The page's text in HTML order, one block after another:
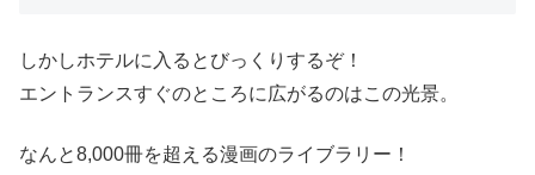
しかしホテルに入るとびっくりするぞ！
エントランスすぐのところに広がるのはこの光景。
なんと8,000冊を超える漫画のライブラリー！